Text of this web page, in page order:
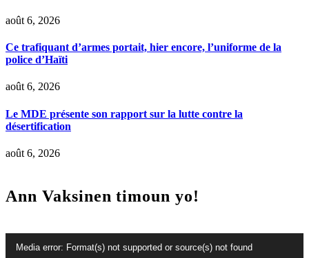
août 6, 2026
Ce trafiquant d’armes portait, hier encore, l’uniforme de la
police d’Haïti
août 6, 2026
Le MDE présente son rapport sur la lutte contre la
désertification
août 6, 2026
Ann Vaksinen timoun yo!
vidéo
Media error: Format(s) not supported or source(s) not found